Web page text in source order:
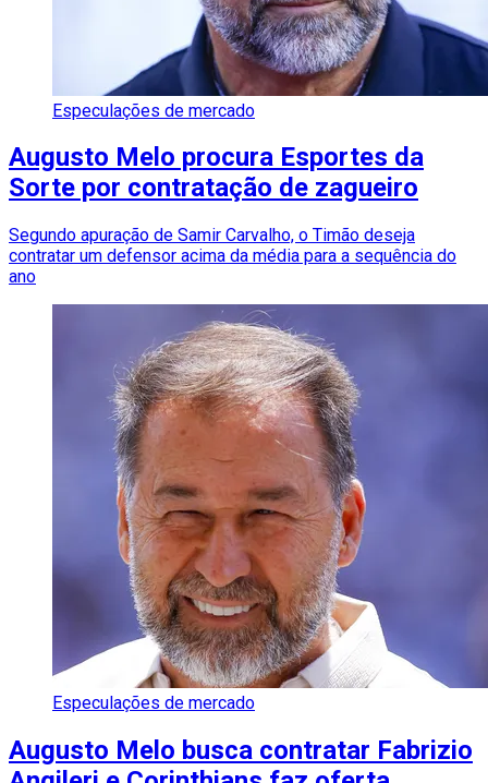
Especulações de mercado
Augusto Melo procura Esportes da
Sorte por contratação de zagueiro
Segundo apuração de Samir Carvalho, o Timão deseja
contratar um defensor acima da média para a sequência do
ano
Especulações de mercado
Augusto Melo busca contratar Fabrizio